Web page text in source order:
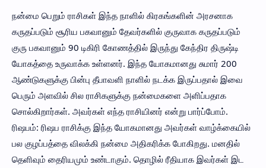
நன்மை பெறும் ராசிகள் இந்த நாளில் கிரகங்களின் அரசனாக
கருதப்படும் சூரிய பகவானும் தேவர்களில் குருவாக கருதப்படும்
குரு பகவானும் 90 டிகிரி கோணத்தில் இருந்து கேந்திர திருஷ்டி
யோகத்தை உருவாக்க உள்ளனர். இந்த யோகமானது சுமார் 200
ஆண்டுகளுக்கு பின்பு தீபாவளி நாளில் நடக்க இருப்பதால் இவை
பெரும் அளவில் சில ராசிகளுக்கு நன்மைகளை அளிப்பதாக
சொல்கிறார்கள். அவர்கள் எந்த ராசியினர் என்று பார்ப்போம்.
ரிஷபம்: ரிஷப ராசிக்கு இந்த யோகமானது அவர்கள் வாழ்க்கையில்
பல குழப்பத்தை விலக்கி நன்மை அதிகரிக்க போகிறது. மனதில்
தெளிவும் தைரியமும் உண்டாகும். தொழில் ரீதியாக இவர்கள் இட